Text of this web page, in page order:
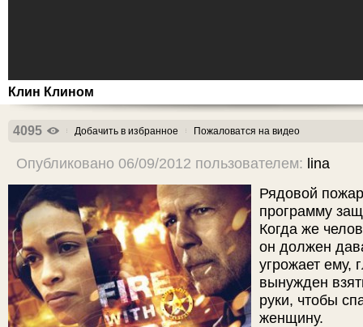
Клин Клином
4095 Добачить в избранное Пожаловатся на видео
Опубликовано 06/09/2012 пользователем: lina
Рядовой
программу
Когда же
он должен
угрожает ему,
вынужден
руки, чтобы
женщину.